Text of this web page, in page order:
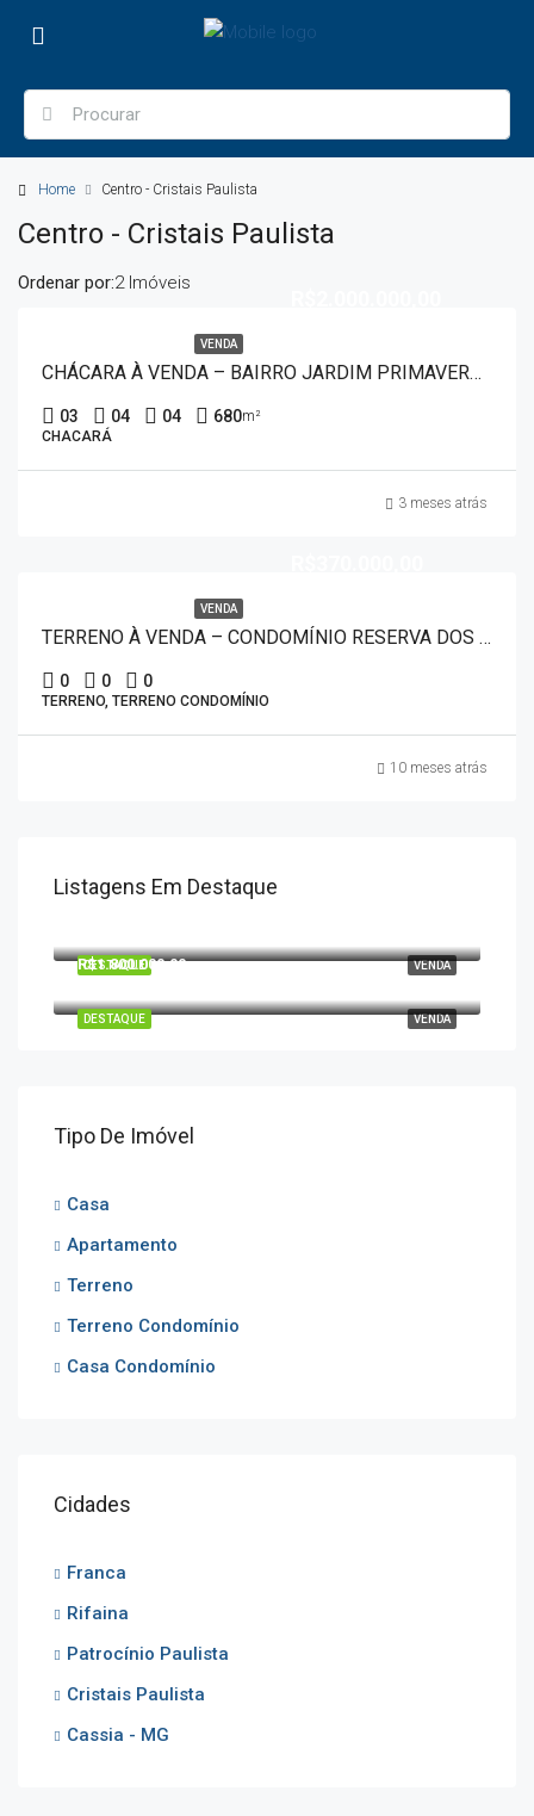
Home Centro - Cristais Paulista
Centro - Cristais Paulista
2 Imóveis
Ordenar por:
VENDA
CHÁCARA À VENDA – BAIRRO JARDIM PRIMAVERA 50014
03 04 04 680m²
CHACARÁ
3 meses atrás
VENDA
TERRENO À VENDA – CONDOMÍNIO RESERVA DOS IPÊS 80078
0 0 0
TERRENO, TERRENO CONDOMÍNIO
10 meses atrás
Listagens Em Destaque
VENDA
DESTAQUE
VENDA
DESTAQUE
R$1.800.000,00
Tipo De Imóvel
Casa
Apartamento
Terreno
Terreno Condomínio
Casa Condomínio
Cidades
Franca
Rifaina
Patrocínio Paulista
Cristais Paulista
Cassia - MG